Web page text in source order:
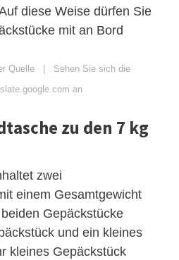
diese Weise dürfen Sie
mit an Bord
Quelle | Sehen Sie sich die
an
zu den 7 kg
zwei
einem Gesamtgewicht
Gepäckstücke
und ein kleines
kleines Gepäckstück